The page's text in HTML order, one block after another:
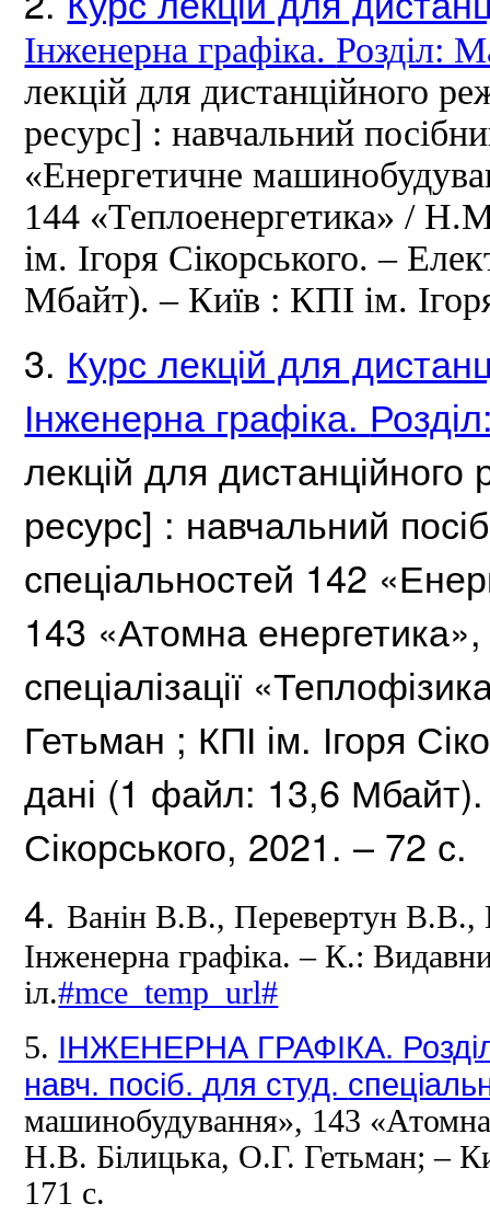
Інженерна графіка. Розділ:
лекцій для дистанційного
ресурс] : навчальний
«Енергетичне
144 «Теплоенергетика» /
ім. Ігоря Сікорського.–
Мбайт).– Київ : КПІ ім.
3. Курс лекцій для
Інженерна графіка.
лекцій для
ресурс] : навчальний
спеціальностей 142
143 «Атомна
спеціалізації
Гетьман ; КПІ ім. Ігоря
дані (1 файл: 13,6
Сікорського, 2021. – 72 с.
4.Ванін В.В., Перевертун
Інженерна графіка. – К.:
іл.#mce_temp_url#
5. ІНЖЕНЕРНА ГРАФІКА.
навч. посіб.для студ.
машинобудування», 143
Н.В. Білицька, О.Г.Гетьман;–
171 с.